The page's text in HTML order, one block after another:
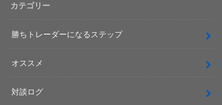
カテゴリー
勝ちトレーダーになるステップ
オススメ
対談ログ